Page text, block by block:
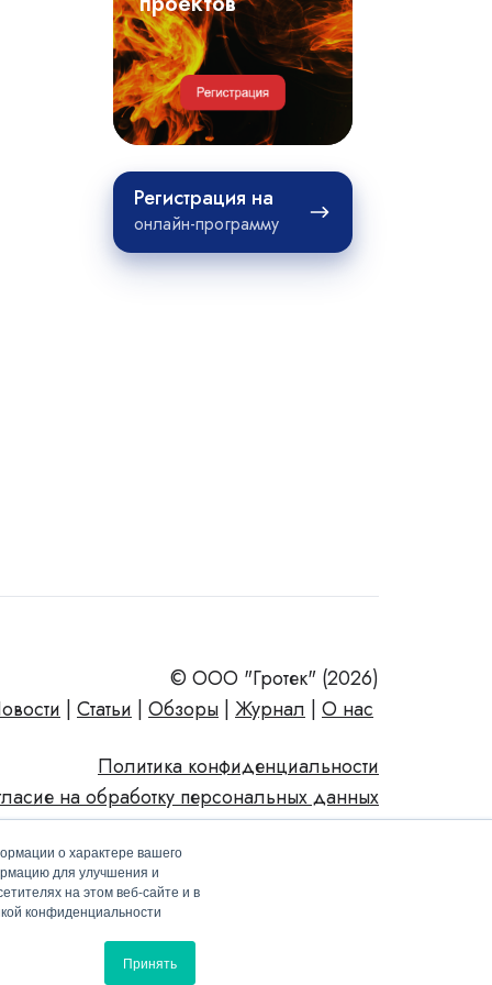
о характере вашего
для улучшения и
на этом веб-сайте и в
конфиденциальности
Принять
проектов
Регистрация на
онлайн-программу
Регистрация
© ООО "Гротек" (2026)
Статьи Обзоры Журнал О нас
Политика конфиденциальности
на обработку персональных данных